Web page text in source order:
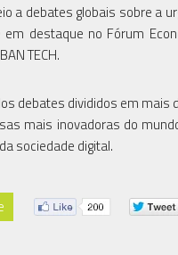
a debates globais sobre a
em destaque no Fórum
TECH.
debates divididos em mais
mais inovadoras do
sociedade digital.